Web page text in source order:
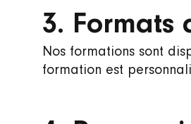
3. Formats
Nos formations sont
formation est